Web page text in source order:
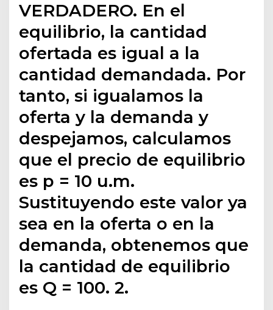
VERDADERO. En el
equilibrio, la cantidad
ofertada es igual a la
cantidad demandada. Por
tanto, si igualamos la
oferta y la demanda y
despejamos, calculamos
que el precio de equilibrio
es p = 10 u.m.
Sustituyendo este valor ya
sea en la oferta o en la
demanda, obtenemos que
la cantidad de equilibrio
es Q = 100. 2.